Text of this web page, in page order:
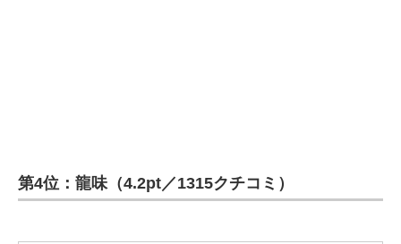
第4位：龍味（4.2pt／1315クチコミ）